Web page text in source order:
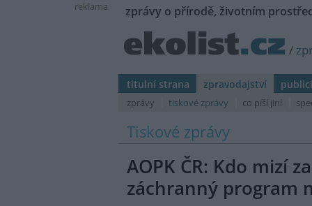
reklama zprávy o přírodě, životním
/
titulní strana zpravodajství
zprávy tiskové zprávy co píší jiní
Tiskové zprávy
AOPK ČR: Kdo mizí
záchranný program